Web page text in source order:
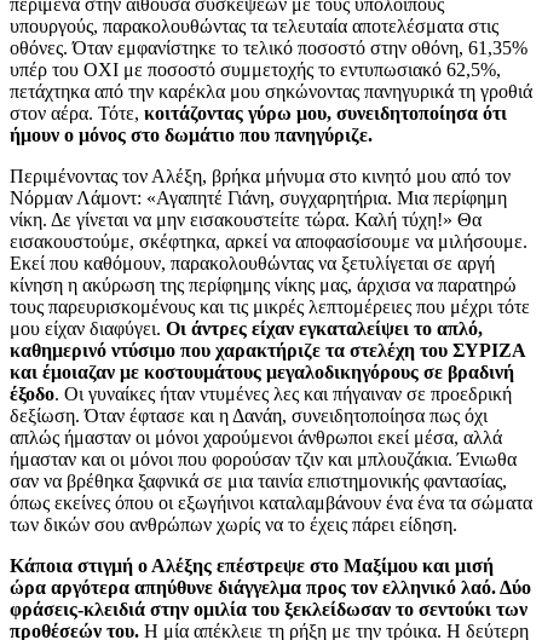
περίμενα στην αίθουσα συσκέψεων με τους υπόλοιπους
υπουργούς, παρακολουθώντας τα τελευταία αποτελέσματα στις
οθόνες. Όταν εμφανίστηκε το τελικό ποσοστό στην οθόνη, 61,35%
υπέρ του ΟΧΙ με ποσοστό συμμετοχής το εντυπωσιακό 62,5%,
πετάχτηκα από την καρέκλα μου σηκώνοντας πανηγυρικά τη γροθιά
στον αέρα. Τότε, κοιτάζοντας γύρω μου, συνειδητοποίησα ότι
ήμουν ο μόνος στο δωμάτιο που πανηγύριζε.
Περιμένοντας τον Αλέξη, βρήκα μήνυμα στο κινητό μου από τον
Νόρμαν Λάμοντ: «Αγαπητέ Γιάνη, συγχαρητήρια. Μια περίφημη
νίκη. Δε γίνεται να μην εισακουστείτε τώρα. Καλή τύχη!» Θα
εισακουστούμε, σκέφτηκα, αρκεί να αποφασίσουμε να μιλήσουμε.
Εκεί που καθόμουν, παρακολουθώντας να ξετυλίγεται σε αργή
κίνηση η ακύρωση της περίφημης νίκης μας, άρχισα να παρατηρώ
τους παρευρισκομένους και τις μικρές λεπτομέρειες που μέχρι τότε
μου είχαν διαφύγει. Οι άντρες είχαν εγκαταλείψει το απλό,
καθημερινό ντύσιμο που χαρακτήριζε τα στελέχη του ΣΥΡΙΖΑ
και έμοιαζαν με κοστουμάτους μεγαλοδικηγόρους σε βραδινή
έξοδο. Οι γυναίκες ήταν ντυμένες λες και πήγαιναν σε προεδρική
δεξίωση. Όταν έφτασε και η Δανάη, συνειδητοποίησα πως όχι
απλώς ήμασταν οι μόνοι χαρούμενοι άνθρωποι εκεί μέσα, αλλά
ήμασταν και οι μόνοι που φορούσαν τζιν και μπλουζάκια. Ένιωθα
σαν να βρέθηκα ξαφνικά σε μια ταινία επιστημονικής φαντασίας,
όπως εκείνες όπου οι εξωγήινοι καταλαμβάνουν ένα ένα τα σώματα
των δικών σου ανθρώπων χωρίς να το έχεις πάρει είδηση.
Κάποια στιγμή ο Αλέξης επέστρεψε στο Μαξίμου και μισή
ώρα αργότερα απηύθυνε διάγγελμα προς τον ελληνικό λαό. Δύο
φράσεις-κλειδιά στην ομιλία του ξεκλείδωσαν το σεντούκι των
προθέσεών του. Η μία απέκλειε τη ρήξη με την τρόικα. Η δεύτερη